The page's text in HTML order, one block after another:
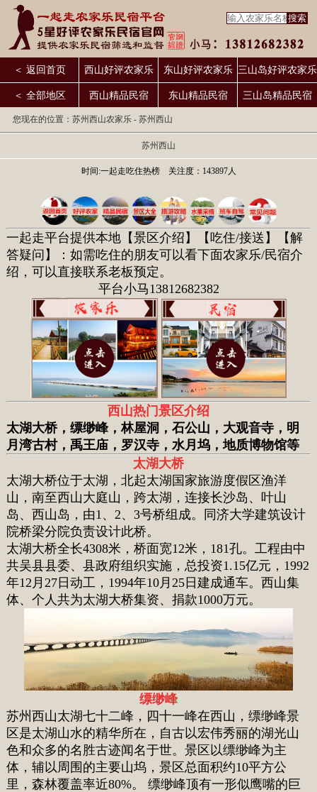
＜ 返回首页 西山好评农家乐 东山好评农家乐 三山岛好评农家乐
＜ 全部地区 西山精品民宿 东山精品民宿 三山岛精品民宿
您现在的位置： 苏州西山农家乐- 苏州西山
苏州西山
时间:一起走吃住热榜 关注度：143897人
一起走平台提供本地【景区介绍 】【吃住/接送】【解
答疑问】：如需吃住的朋友可以看下面农家乐/民宿介
绍，可以直接联系老板预定。
平台小马13812682382
西山热门景区介绍
太湖大桥，缥缈峰，林屋洞，石公山，大观音寺，明
月湾古村，禹王庙，罗汉寺，水月坞，地质博物馆等
太湖大桥
太湖大桥位于太湖，北起太湖国家旅游度假区渔洋
山，南至西山大庭山，跨太湖，连接长沙岛、叶山
岛、西山岛，由1、2、3号桥组成。同济大学建筑设计
院桥梁分院负责设计此桥。
太湖大桥全长4308米，桥面宽12米，181孔。工程由中
共吴县县委、县政府组织实施，总投资1.15亿元，1992
年12月27日动工，1994年10月25日建成通车。西山集
体、个人共为太湖大桥集资、捐款1000万元。
缥缈峰
苏州西山太湖七十二峰，四十一峰在西山，缥缈峰景
区是太湖山水的精华所在，自古以宏伟秀丽的湖光山
色和众多的名胜古迹闻名于世。景区以缥缈峰为主
体，辅以周围的主要山坞，景区总面积约10平方公
里，森林覆盖率近80%。 缥缈峰顶有一形似鹰嘴的巨